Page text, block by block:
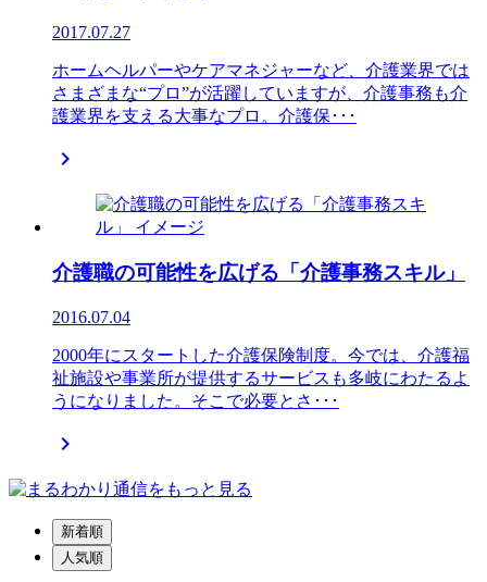
2017.07.27
ホームヘルパーやケアマネジャーなど、介護業界では
さまざまな“プロ”が活躍していますが、介護事務も介
護業界を支える大事なプロ。介護保･･･

介護職の可能性を広げる「介護事務スキル」
2016.07.04
2000年にスタートした介護保険制度。今では、介護福
祉施設や事業所が提供するサービスも多岐にわたるよ
うになりました。そこで必要とさ･･･

新着順
人気順